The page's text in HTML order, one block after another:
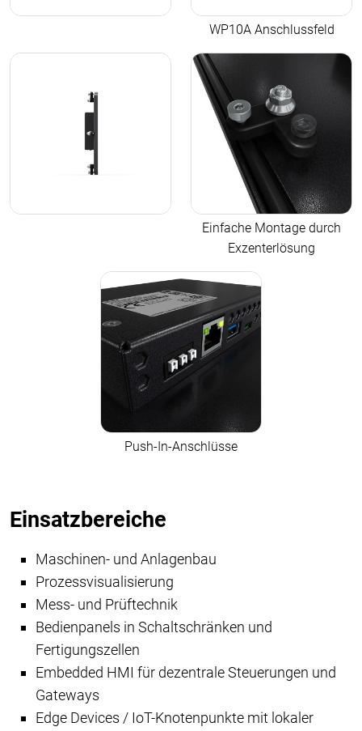
WP10A Anschlussfeld
Einfache Montage durch
Exzenterlösung
Push-In-Anschlüsse
Einsatzbereiche
Maschinen- und Anlagenbau
Prozessvisualisierung
Mess- und Prüftechnik
Bedienpanels in Schaltschränken und
Fertigungszellen
Embedded HMI für dezentrale Steuerungen und
Gateways
Edge Devices / IoT-Knotenpunkte mit lokaler